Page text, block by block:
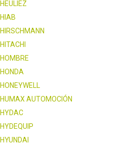
HEULIEZ
HIAB
HIRSCHMANN
HITACHI
HOMBRE
HONDA
HONEYWELL
HUMAX AUTOMOCIÓN
HYDAC
HYDEQUIP
HYUNDAI